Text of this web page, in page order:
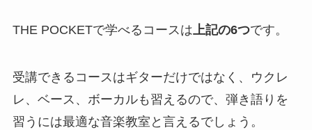
THE POCKETで学べるコースは上記の6つです。
受講できるコースはギターだけではなく、ウクレ
レ、ベース、ボーカルも習えるので、弾き語りを
習うには最適な音楽教室と言えるでしょう。